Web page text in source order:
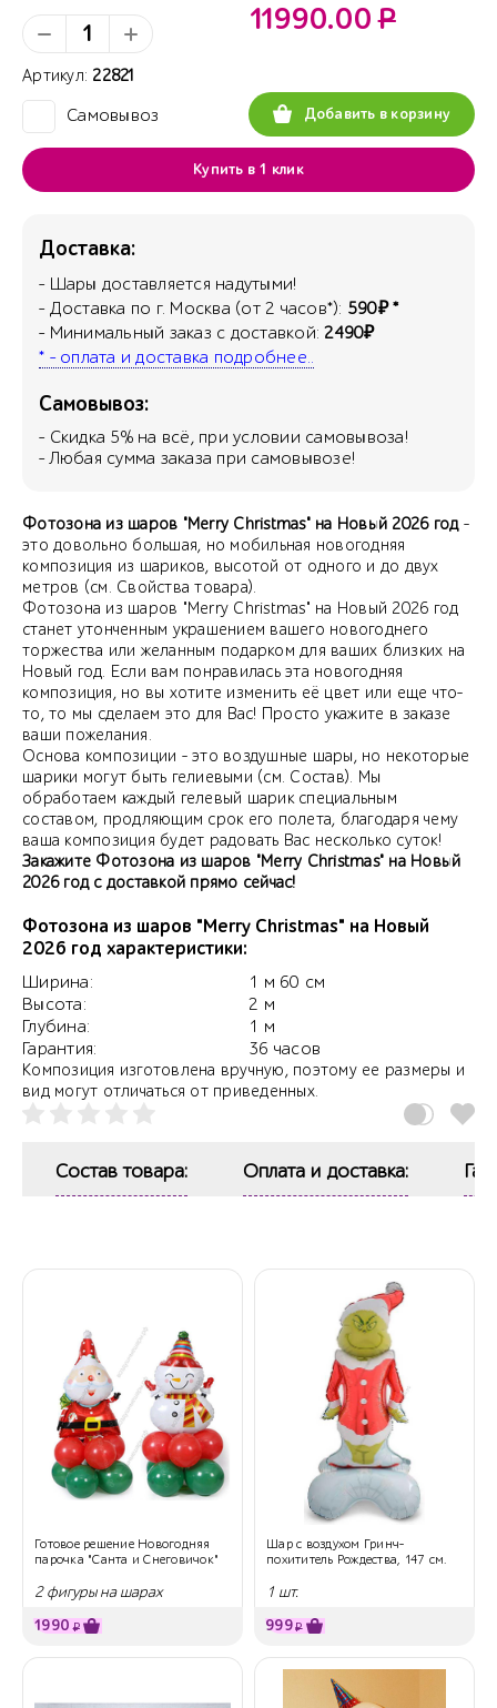
Артикул: 22821
Самовывоз
11990.00 Р
Добавить в корзину
Купить в 1 клик
Доставка:
- Шары доставляется надутыми!
- Доставка по г. Москва (от 2 часов*): 590₽ *
- Минимальный заказ с доставкой:2490₽
* - оплата и доставка подробнее..
Самовывоз:
- Скидка 5% на всё, при условии самовывоза!
- Любая сумма заказа при самовывозе!
Фотозона из шаров "Merry Christmas" на Новый 2026 год-
это довольно большая, но мобильная новогодняя
композиция из шариков, высотой от одного и до двух
метров (см. Свойства товара).
Фотозона из шаров "Merry Christmas" на Новый 2026 год
станет утонченным украшением вашего новогоднего
торжества или желанным подарком для ваших близких на
Новый год. Если вам понравилась эта новогодняя
композиция, но вы хотите изменить её цвет или еще что-
то, то мы сделаем это для Вас! Просто укажите в заказе
ваши пожелания.
Основа композиции - это воздушные шары, но некоторые
шарики могут быть гелиевыми (см. Состав). Мы
обработаем каждый гелевый шарик специальным
составом, продляющим срок его полета, благодаря чему
ваша композиция будет радовать Вас несколько суток!
Закажите Фотозона из шаров "Merry Christmas" на Новый
2026 год с доставкой прямо сейчас!
Фотозона из шаров "Merry Christmas" на Новый
2026 год характеристики:
Ширина:
Высота:
Глубина:
Гарантия:
1 м 60 см
2 м
1 м
36 часов
Композиция изготовлена вручную, поэтому ее размеры и
вид могут отличаться от приведенных.
Состав товара: Оплата и доставка:
Готовое решение Новогодняя
парочка "Санта и Снеговичок"
2 фигуры на шарах
1990 ₽
Шар с воздухом Гринч-
похититель Рождества, 147 см.
1 шт.
999₽